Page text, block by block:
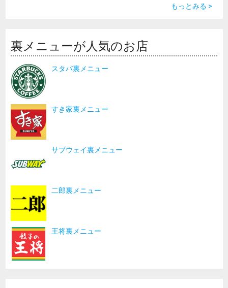
もっとみる >
裏メニューが人気のお店
スタバ裏メニュー
すき家裏メニュー
サブウェイ裏メニュー
二郎裏メニュー
王将裏メニュー